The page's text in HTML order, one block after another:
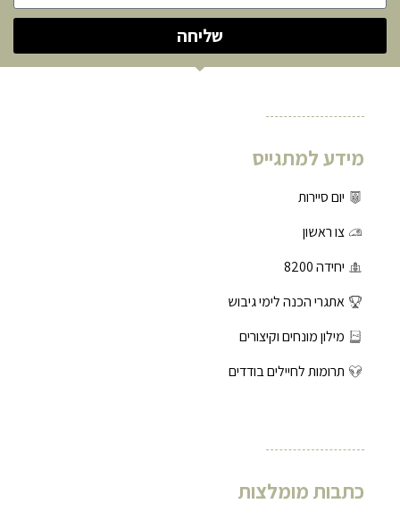
שליחה
מידע למתגייס
יום סיירות
צו ראשון
יחידה 8200
אתגרי הכנה לימי גיבוש
מילון מונחים וקיצורים
תרומות לחיילים בודדים
כתבות מומלצות